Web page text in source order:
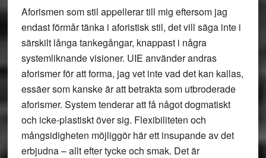
Aforismen som stil appellerar till mig eftersom jag
endast förmår tänka i aforistisk stil, det vill säga inte i
särskilt långa tankegångar, knappast i några
systemliknande visioner. UIE använder andras
aforismer för att forma, jag vet inte vad det kan kallas,
essäer som kanske är att betrakta som utbroderade
aforismer. System tenderar att få något dogmatiskt
och icke-plastiskt över sig. Flexibiliteten och
mångsidigheten möjliggör här ett insupande av det
erbjudna – allt efter tycke och smak. Det är